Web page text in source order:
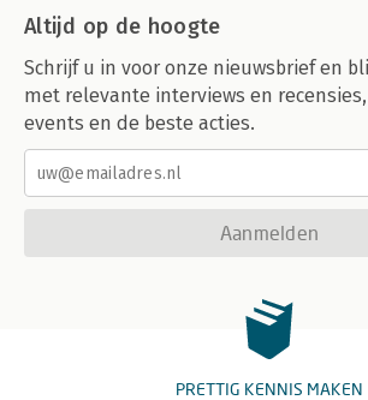
Altijd op de hoogte
Schrijf u in voor onze nieuwsbrief en
met relevante interviews en
events en de beste acties.
Aanmelden
PRETTIG KENNIS MAKEN